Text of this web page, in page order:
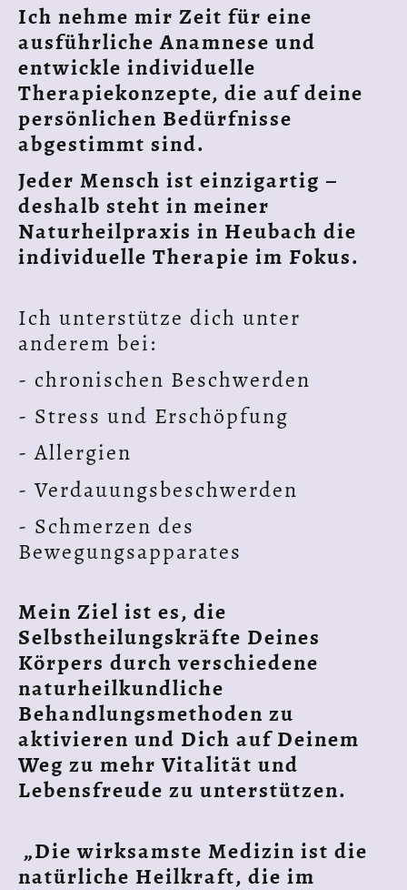
Ich nehme mir Zeit für eine
ausführliche Anamnese und
entwickle individuelle
Therapiekonzepte, die auf deine
persönlichen Bedürfnisse
abgestimmt sind.
Jeder Mensch ist einzigartig –
deshalb steht in meiner
Naturheilpraxis in Heubach die
individuelle Therapie im Fokus.
Ich unterstütze dich unter
anderem bei:
- chronischen Beschwerden
- Stress und Erschöpfung
- Allergien
- Verdauungsbeschwerden
- Schmerzen des
Bewegungsapparates
Mein Ziel ist es, die
Selbstheilungskräfte Deines
Körpers durch verschiedene
naturheilkundliche
Behandlungsmethoden zu
aktivieren und Dich auf Deinem
Weg zu mehr Vitalität und
Lebensfreude zu unterstützen.
„Die wirksamste Medizin ist die
natürliche Heilkraft, die im